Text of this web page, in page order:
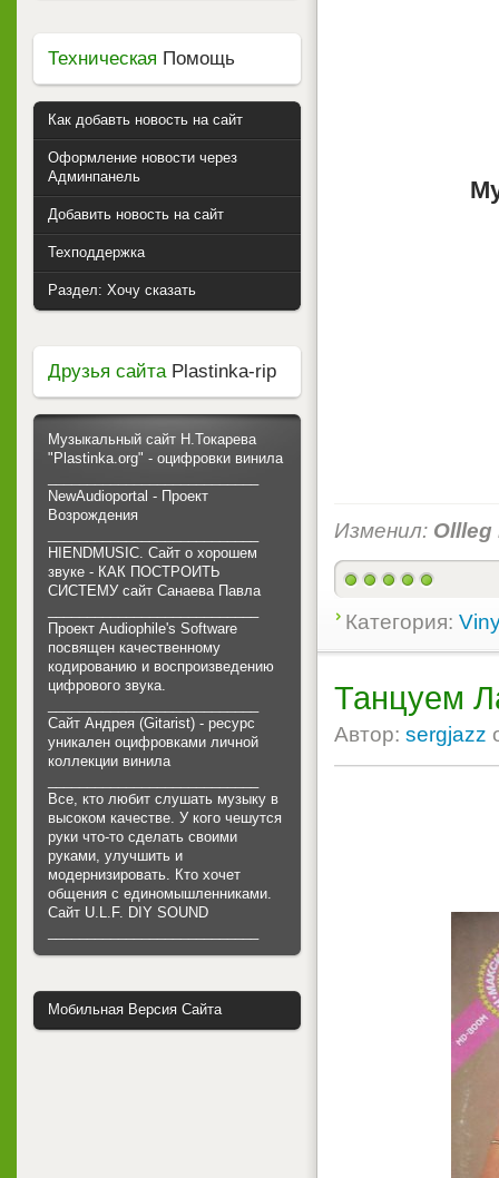
Изменил: Ollleg
Категория:
Танцуем
Автор: sergjazz
Техническая Помощь
Как добавть новость на сайт
Оформление новости через
Админпанель
Добавить новость на сайт
Техподдержка
Раздел: Хочу сказать
Друзья сайтаPlastinka-rip
Музыкальный сайт Н.Токарева
"Plastinka.org" - оцифровки винила
NewAudioportal - Проект
Возрождения
HIENDMUSIC. Сайт о хорошем
звуке - КАК ПОСТРОИТЬ
СИСТЕМУ сайт Санаева Павла
Проект Audiophile's Software
посвящен качественному
кодированию и воспроизведению
цифрового звука.
Сайт Андрея (Gitarist) - ресурс
уникален оцифровками личной
коллекции винила
Все, кто любит слушать музыку в
высоком качестве. У кого чешутся
руки что-то сделать своими
руками, улучшить и
модернизировать. Кто хочет
общения с единомышленниками.
Cайт U.L.F. DIY SOUND
Мобильная Версия Сайта